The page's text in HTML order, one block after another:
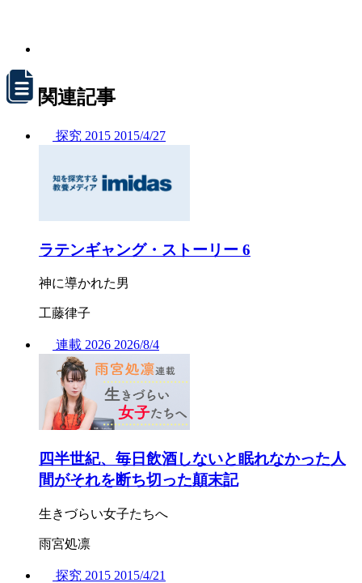
関連記事
探究 2015 2015/4/27
ラテンギャング・ストーリー 6
神に導かれた男
工藤律子
連載 2026 2026/8/4
四半世紀、毎日飲酒しないと眠れなかった人
間がそれを断ち切った顛末記
生きづらい女子たちへ
雨宮処凛
探究 2015 2015/4/21